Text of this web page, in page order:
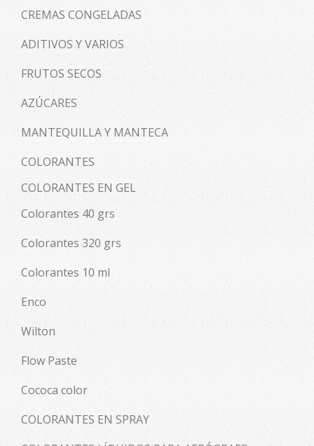
CREMAS CONGELADAS
ADITIVOS Y VARIOS
FRUTOS SECOS
AZÚCARES
MANTEQUILLA Y MANTECA
COLORANTES
COLORANTES EN GEL
Colorantes 40 grs
Colorantes 320 grs
Colorantes 10 ml
Enco
Wilton
Flow Paste
Cococa color
COLORANTES EN SPRAY